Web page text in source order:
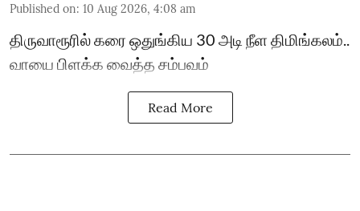
Published on: 10 Aug 2026, 4:08 am
திருவாரூரில் கரை ஒதுங்கிய 30 அடி நீள திமிங்கலம்..
வாயை பிளக்க வைத்த சம்பவம்
Read More